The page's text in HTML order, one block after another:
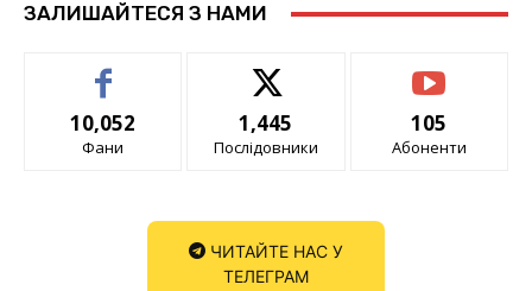
ЗАЛИШАЙТЕСЯ З НАМИ
10,052
Фани
1,445
Послідовники
105
Абоненти
ЧИТАЙТЕ НАС У
ТЕЛЕГРАМ